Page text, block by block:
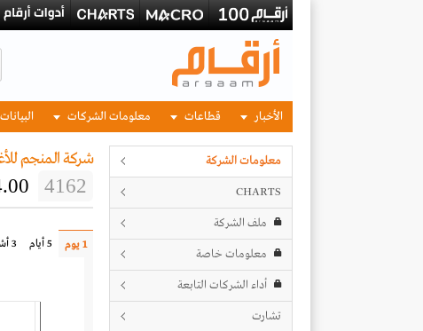
الأخبار قطاعات معلومات الشركات البيانات
معلومات الشركة
CHARTS
ملف الشركة
معلومات خاصة
أداء الشركات التابعة
تشارت
شركة المنجم
4162
1 يوم 5 أيام 3 أشهر